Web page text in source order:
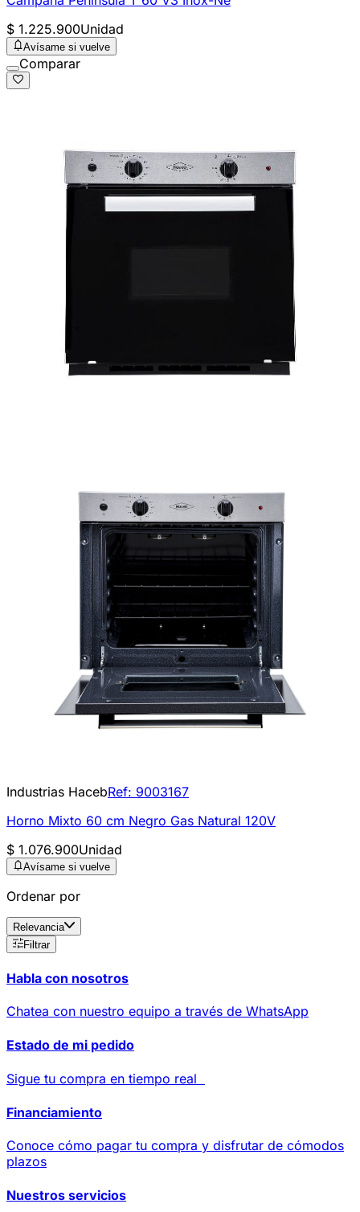
$ 1.225.900Unidad
Avísame si vuelve
Comparar
Industrias HacebRef: 9003167
Horno Mixto 60 cm Negro Gas Natural 120V
$ 1.076.900Unidad
Avísame si vuelve
Ordenar por
Relevancia
Filtrar
Habla con nosotros
Chatea con nuestro equipo a través de WhatsApp
Estado de mi pedido
Sigue tu compra en tiempo real
Financiamiento
Conoce cómo pagar tu compra y disfrutar de cómodos
plazos
Nuestros servicios